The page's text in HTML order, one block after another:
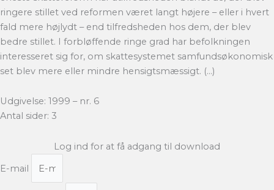
ringere stillet ved reformen været langt højere – eller i hvert
fald mere højlydt – end tilfredsheden hos dem, der blev
bedre stillet. I forbløffende ringe grad har befolkningen
interesseret sig for, om skattesystemet samfundsøkonomisk
set blev mere eller mindre hensigtsmæssigt. (…)
Udgivelse: 1999 – nr. 6
Antal sider: 3
Log ind for at få adgang til download
E-mail